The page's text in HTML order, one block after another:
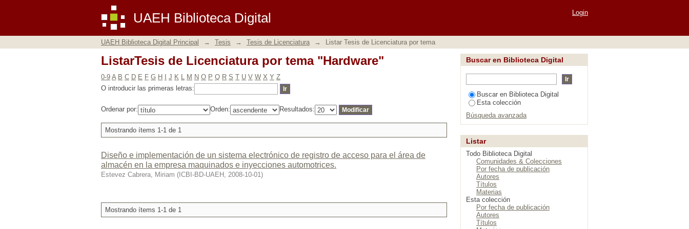
UAEH Biblioteca Digital
ListarTesis de Licenciatura por tema "Hardware" Login
UAEH Biblioteca Digital Principal → Tesis → Tesis de Licenciatura → Listar Tesis de Licenciatura por tema
ListarTesis de Licenciatura por tema "Hardware"
0-9 A B C D E F G H J K L M N O P Q R S T U V W X Y Z
O introducir las primeras letras:
Ordenar por: Orden: Resultados:
Mostrando ítems 1-1 de 1
Diseño e implementación de un sistema electrónico de registro de acceso para el área de
almacén en la empresa maquinados e inyecciones automotrices.
Estevez Cabrera, Miriam ( ICBI-BD-UAEH , 2008-10-01)
Mostrando ítems 1-1 de 1
Buscar en Biblioteca Digital
Buscar en Biblioteca Digital
Esta colección
Búsqueda avanzada
Listar
Todo Biblioteca Digital
Comunidades & Colecciones
Por fecha de publicación
Autores
Títulos
Materias
Esta colección
Por fecha de publicación
Autores
Títulos